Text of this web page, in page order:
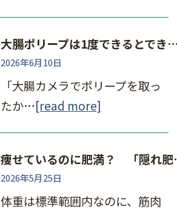
大腸ポリープは1度できるとできやす
2026年6月10日
「大腸カメラでポリープを取っ
たか…[read more]
痩せているの
2026年5月25日
体重は標準範囲内なのに、筋肉